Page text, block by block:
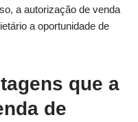
a autorização de venda
a oportunidade de
que a
de